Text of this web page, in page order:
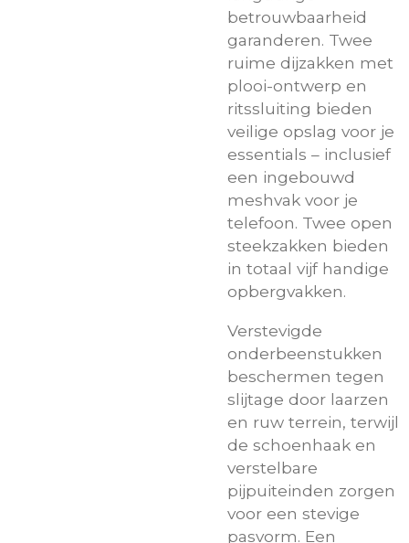
betrouwbaarheid
garanderen. Twee
ruime dijzakken met
plooi-ontwerp en
ritssluiting bieden
veilige opslag voor je
essentials – inclusief
een ingebouwd
meshvak voor je
telefoon. Twee open
steekzakken bieden
in totaal vijf handige
opbergvakken.
Verstevigde
onderbeenstukken
beschermen tegen
slijtage door laarzen
en ruw terrein, terwijl
de schoenhaak en
verstelbare
pijpuiteinden zorgen
voor een stevige
pasvorm. Een